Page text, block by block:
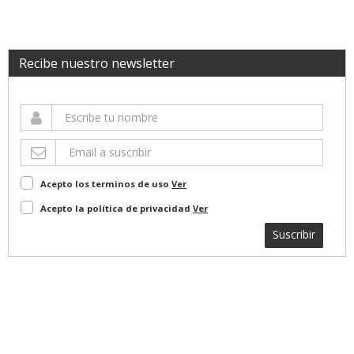
Recibe nuestro newsletter
Acepto los terminos de uso Ver
Acepto la política de privacidad Ver
Suscribir